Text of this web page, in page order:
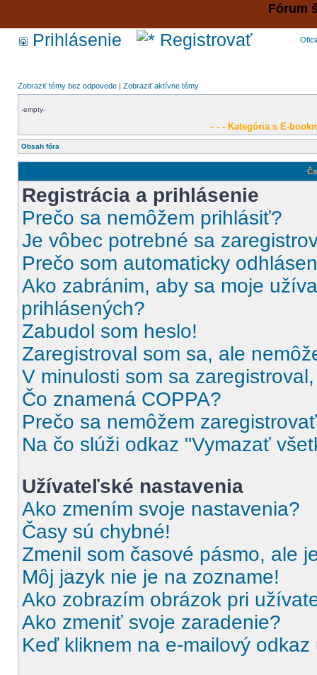
Fórum
Prihlásenie Registrovať
Zobraziť témy bez odpovede | Zobraziť aktívne témy
-empty-
- - - Kategória s E-
Obsah fóra
Registrácia a prihlásenie
Prečo sa nemôžem prihlásiť?
Je vôbec potrebné sa
Prečo som automaticky
Ako zabránim, aby sa moje
prihlásených?
Zabudol som heslo!
Zaregistroval som sa, ale
V minulosti som sa
Čo znamená COPPA?
Prečo sa nemôžem
Na čo slúži odkaz "Vymazať
Užívateľské nastavenia
Ako zmením svoje nastavenia?
Časy sú chybné!
Zmenil som časové pásmo, ale
Môj jazyk nie je na zozname!
Ako zobrazím obrázok pri
Ako zmeniť svoje zaradenie?
Keď kliknem na e-mailový